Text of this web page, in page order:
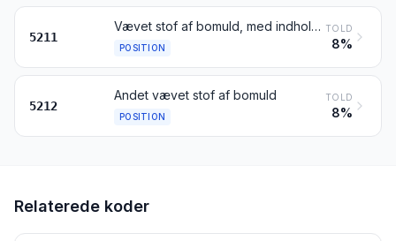
5211
Vævet stof af bomuld, med indhold af bomuld på under 85 vægtprocent, blandet hovedsagelig eller udelukkende med kemofibre, af vægt over 200 g pr. m²
POSITION
TOLD
8%
5212
Andet vævet stof af bomuld
POSITION
TOLD
8%
Relaterede koder